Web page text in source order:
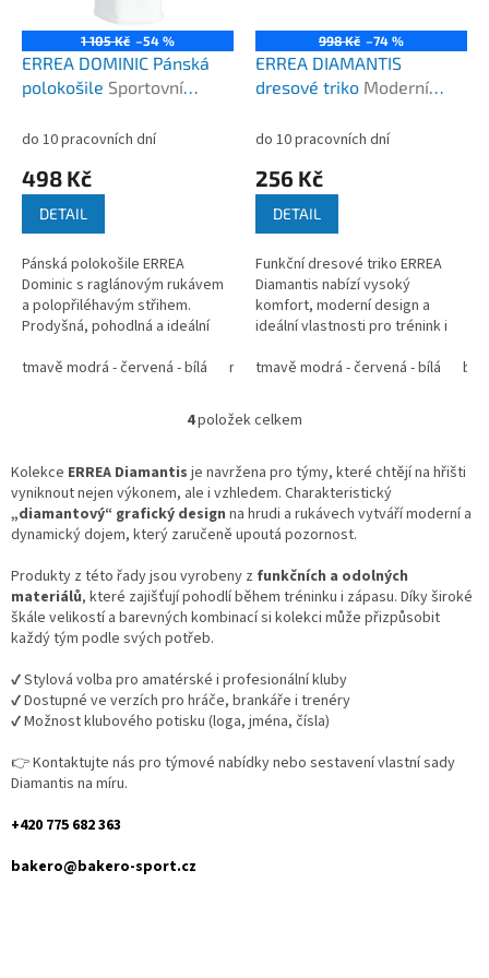
1 105 Kč –54 %
ERREA DOMINIC Pánská
polokošile Sportovní
reprezentaci i volný čas
do 10 pracovních dní
498 Kč
DETAIL
Pánská polokošile ERREA
Dominic s raglánovým rukávem
a polopřiléhavým střihem.
Prodyšná, pohodlná a ideální
reprezentaci.
tmavě modrá - červená - bílá modrá - tmavě modrá - bílá černá -
998 Kč –74 %
ERREA DIAMANTIS
dresové triko Moderní
prodyšností
do 10 pracovních dní
256 Kč
DETAIL
Funkční dresové triko ERREA
Diamantis nabízí vysoký
komfort, moderní design a
ideální vlastnosti pro trénink i
tmavě modrá - červená - bílá
O
l
á
d
a
í
p
r
y
v
ý
i
4položek celkem
Kolekce ERREA Diamantis je navržena pro týmy, které chtějí na hřišti
vyniknout nejen výkonem, ale i vzhledem. Charakteristický
„diamantový“ grafický design na hrudi a rukávech vytváří moderní a
dynamický dojem, který zaručeně upoutá pozornost.
Produkty z této řady jsou vyrobeny z funkčních a odolných
materiálů, které zajišťují pohodlí během tréninku i zápasu. Díky široké
škále velikostí a barevných kombinací si kolekci může přizpůsobit
každý tým podle svých potřeb.
✔️ Stylová volba pro amatérské i profesionální kluby
✔️ Dostupné ve verzích pro hráče, brankáře i trenéry
✔️ Možnost klubového potisku (loga, jména, čísla)
👉 Kontaktujte nás pro týmové nabídky nebo sestavení vlastní sady
Diamantis na míru.
+420 775 682 363
bakero@bakero-sport.cz